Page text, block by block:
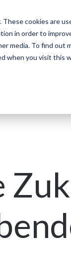
cookies are
in order to
media. To find out
when you visit
Referenzen
Die Zukunft